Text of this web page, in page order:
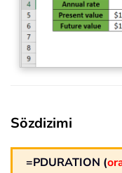
Sözdizimi
=PDURATION (